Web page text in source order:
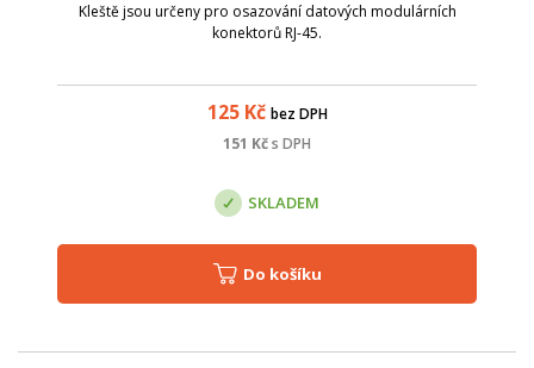
Kleště jsou určeny pro osazování datových modulárních
konektorů RJ-45.
125Kč bez DPH
151 Kčs DPH
SKLADEM
Do košíku